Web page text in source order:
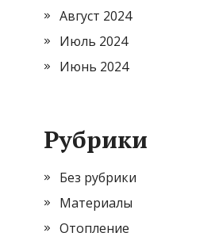
Август 2024
Июль 2024
Июнь 2024
Рубрики
Без рубрики
Материалы
Отопление